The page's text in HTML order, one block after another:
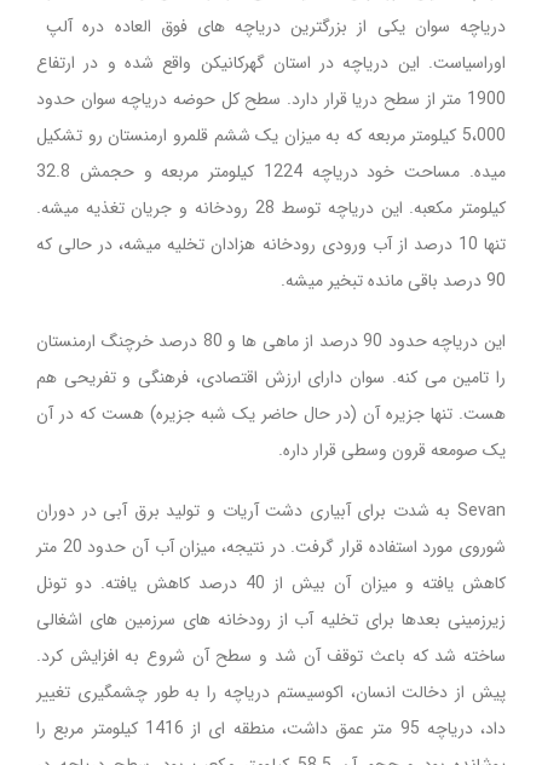
دریاچه سوان یکی از بزرگترین دریاچه های فوق العاده دره آلپ
اوراسیاست. این دریاچه در استان گهرکانیکن واقع شده و در ارتفاع
1900 متر از سطح دریا قرار دارد. سطح کل حوضه دریاچه سوان حدود
5،000 کیلومتر مربعه که به میزان یک ششم قلمرو ارمنستان رو تشکیل
میده. مساحت خود دریاچه 1224 کیلومتر مربعه و حجمش 32.8
کیلومتر مکعبه. این دریاچه توسط 28 رودخانه و جریان تغذیه میشه.
تنها 10 درصد از آب ورودی رودخانه هزادان تخلیه میشه، در حالی که
90 درصد باقی مانده تبخیر میشه.
این دریاچه حدود 90 درصد از ماهی ها و 80 درصد خرچنگ ارمنستان
را تامین می کنه. سوان دارای ارزش اقتصادی، فرهنگی و تفریحی هم
هست. تنها جزیره آن (در حال حاضر یک شبه جزیره) هست که در آن
یک صومعه قرون وسطی قرار داره.
Sevan به شدت برای آبیاری دشت آریات و تولید برق آبی در دوران
شوروی مورد استفاده قرار گرفت. در نتیجه، میزان آب آن حدود 20 متر
کاهش یافته و میزان آن بیش از 40 درصد کاهش یافته. دو تونل
زیرزمینی بعدها برای تخلیه آب از رودخانه های سرزمین های اشغالی
ساخته شد که باعث توقف آن شد و سطح آن شروع به افزایش کرد.
پیش از دخالت انسان، اکوسیستم دریاچه را به طور چشمگیری تغییر
داد، دریاچه 95 متر عمق داشت، منطقه ای از 1416 کیلومتر مربع را